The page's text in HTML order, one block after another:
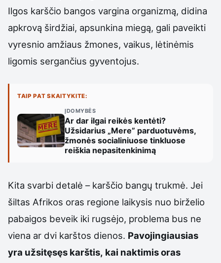
Ilgos karščio bangos vargina organizmą, didina
apkrovą širdžiai, apsunkina miegą, gali paveikti
vyresnio amžiaus žmones, vaikus, lėtinėmis
ligomis sergančius gyventojus.
TAIP PAT SKAITYKITE:
ĮDOMYBĖS
Ar dar ilgai reikės kentėti?
Užsidarius „Mere” parduotuvėms,
žmonės socialiniuose tinkluose
reiškia nepasitenkinimą
Kita svarbi detalė – karščio bangų trukmė. Jei
šiltas Afrikos oras regione laikysis nuo birželio
pabaigos beveik iki rugsėjo, problema bus ne
viena ar dvi karštos dienos. Pavojingiausias
yra užsitęsęs karštis, kai naktimis oras